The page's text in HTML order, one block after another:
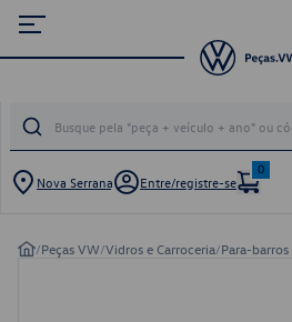
Nova Serrana Entre/registre-se
0
/Peças VW/Vidros e Carroceria/Para-